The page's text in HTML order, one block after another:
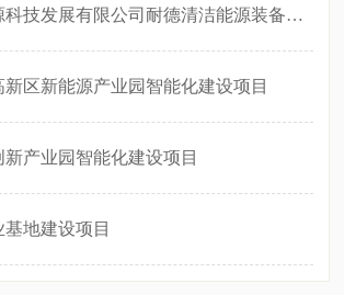
技发展有限公司耐德清洁能源装备孝
区新能源产业园智能化建设项目
产业园智能化建设项目
地建设项目